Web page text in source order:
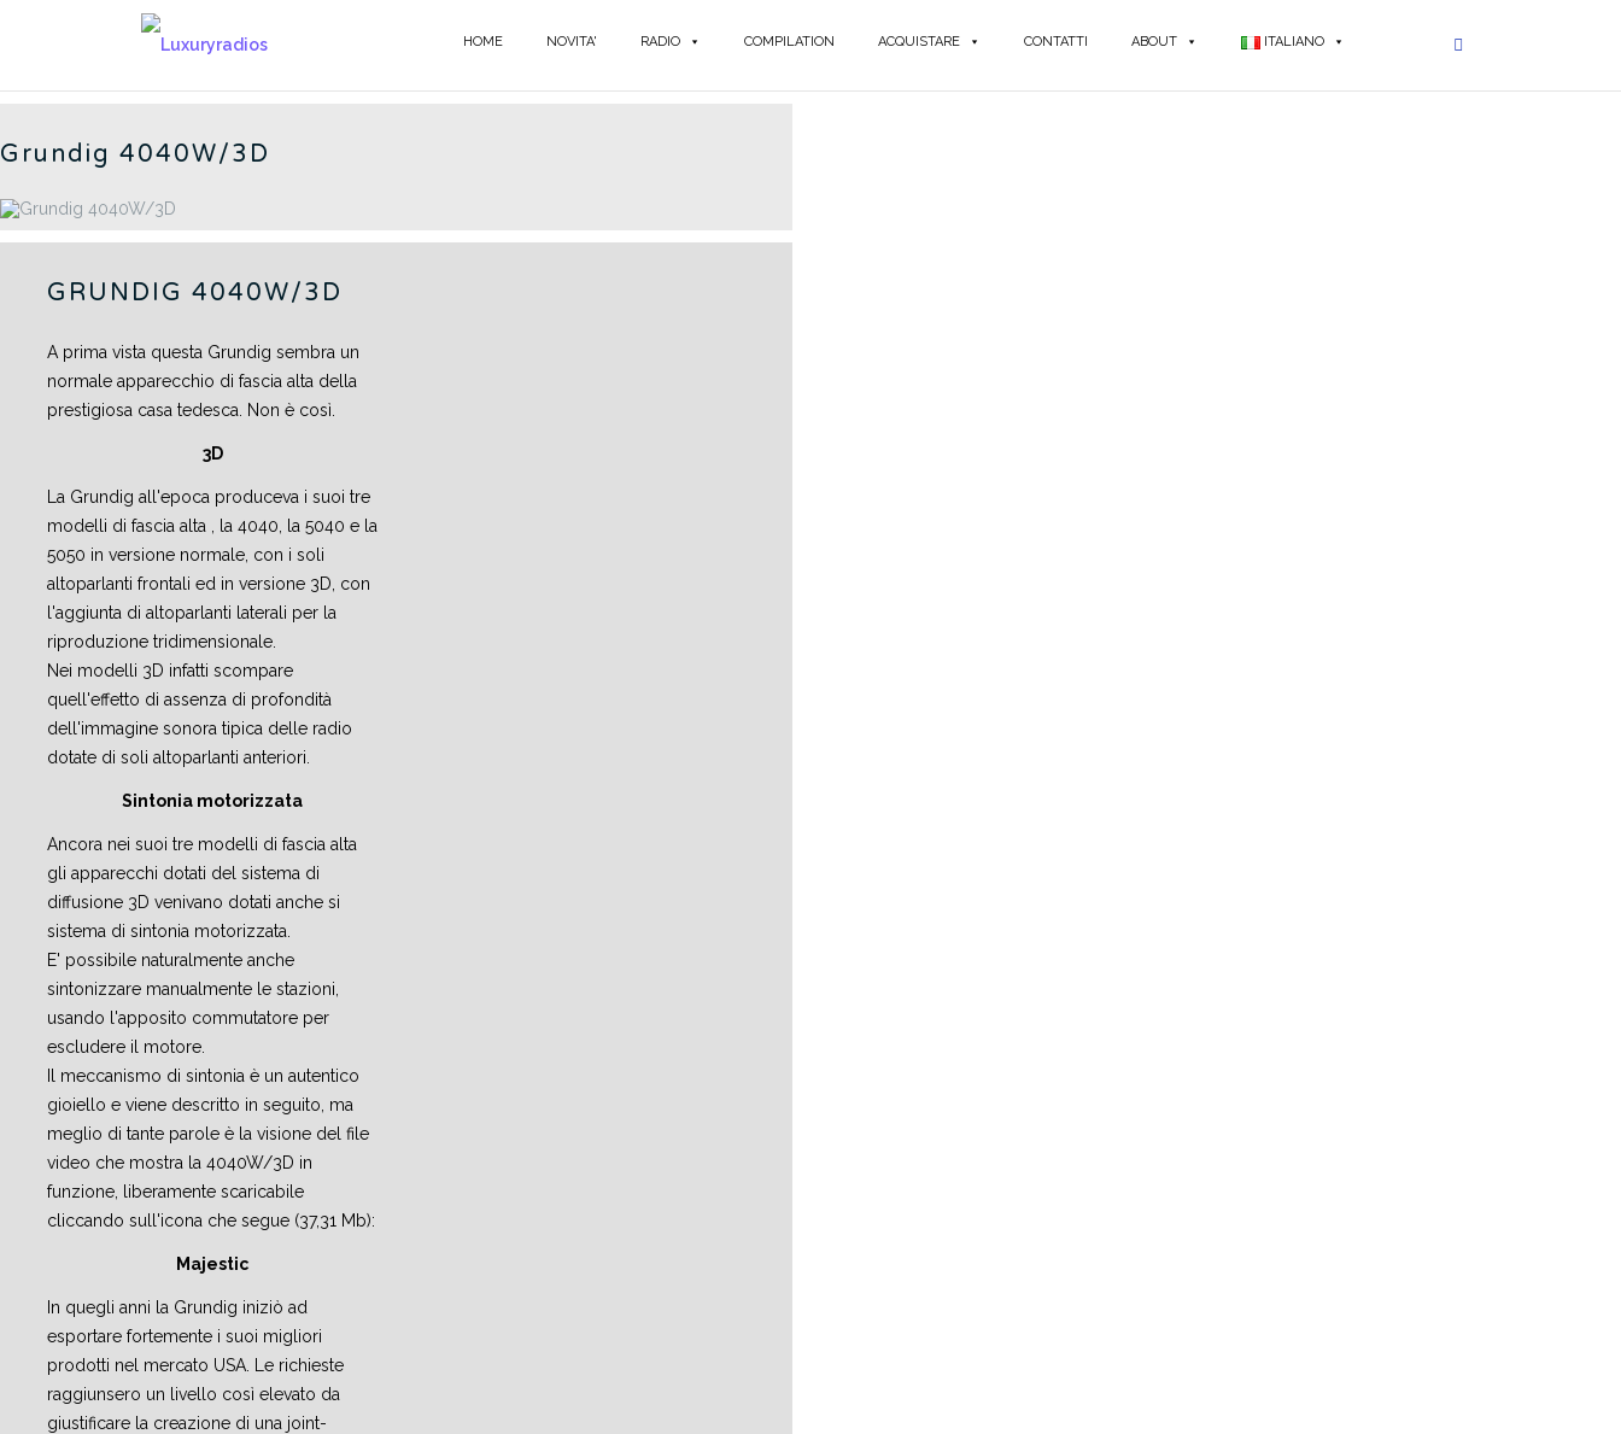
HOME NOVITA' RADIO COMPILATION ACQUISTARE CONTATTI ABOUT ITALIANO
4040W/3D - IT
Grundig 4040W/3D
GRUNDIG 4040W/3D
A prima vista questa Grundig sembra un
normale apparecchio di fascia alta della
prestigiosa casa tedesca. Non è così.
3D
La Grundig all'epoca produceva i suoi tre
modelli di fascia alta , la 4040, la 5040 e la
5050 in versione normale, con i soli
altoparlanti frontali ed in versione 3D, con
l'aggiunta di altoparlanti laterali per la
riproduzione tridimensionale.
Nei modelli 3D infatti scompare
quell'effetto di assenza di profondità
dell'immagine sonora tipica delle radio
dotate di soli altoparlanti anteriori.
Sintonia motorizzata
Ancora nei suoi tre modelli di fascia alta
gli apparecchi dotati del sistema di
diffusione 3D venivano dotati anche si
sistema di sintonia motorizzata.
E' possibile naturalmente anche
sintonizzare manualmente le stazioni,
usando l'apposito commutatore per
escludere il motore.
Il meccanismo di sintonia è un autentico
gioiello e viene descritto in seguito, ma
meglio di tante parole è la visione del file
video che mostra la 4040W/3D in
funzione, liberamente scaricabile
cliccando sull'icona che segue (37,31 Mb):
Majestic
In quegli anni la Grundig iniziò ad
esportare fortemente i suoi migliori
prodotti nel mercato USA. Le richieste
raggiunsero un livello così elevato da
giustificare la creazione di una joint-